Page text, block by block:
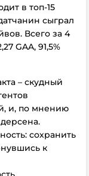
в топ-15
сыграл
Всего за 4
GAA, 91,5%
– скудный
и, по мнению
сохранить
к